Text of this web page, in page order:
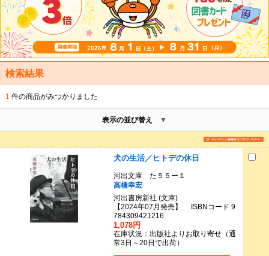
検索結果
1 件の商品がみつかりました
表示の並び替え
犬の生活／ヒトデの休日
河出文庫 た５５ー１
高橋幸宏
河出書房新社 (文庫)
【2024年07月発売】 ISBNコード 9
784309421216
1,078円
在庫状況：出版社よりお取り寄せ（通
常3日～20日で出荷）